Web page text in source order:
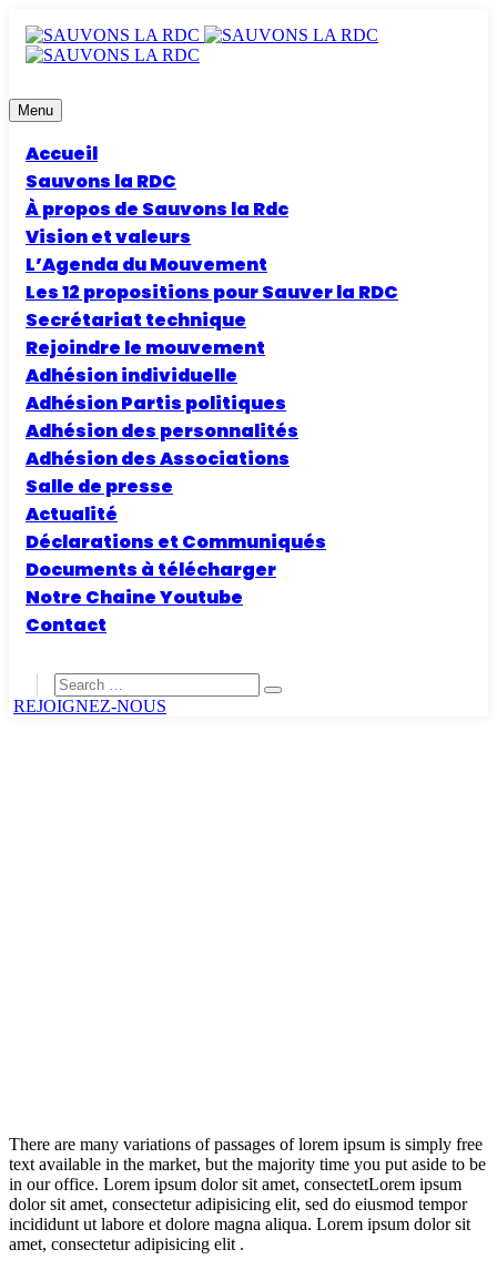
Menu
Accueil
Sauvons la RDC
À propos de Sauvons la Rdc
Vision et valeurs
L’Agenda du Mouvement
Les 12 propositions pour Sauver la RDC
Secrétariat technique
Rejoindre le mouvement
Adhésion individuelle
Adhésion Partis politiques
Adhésion des personnalités
Adhésion des Associations
Salle de presse
Actualité
Déclarations et Communiqués
Documents à télécharger
Notre Chaine Youtube
Contact
REJOIGNEZ-NOUS
There are many variations of passages of lorem ipsum is simply free
text available in the market, but the majority time you put aside to be
in our office. Lorem ipsum dolor sit amet, consectetLorem ipsum
dolor sit amet, consectetur adipisicing elit, sed do eiusmod tempor
incididunt ut labore et dolore magna aliqua. Lorem ipsum dolor sit
amet, consectetur adipisicing elit .